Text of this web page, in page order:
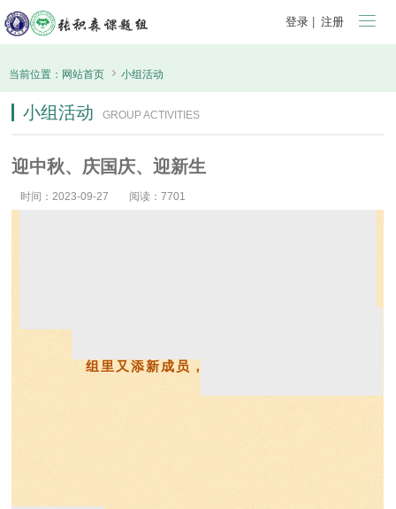
登录 注册 
当前位置： 网站首页  小组活动
小组活动 GROUP ACTIVITIES
迎中秋、庆国庆、迎新生
时间：2023-09-27 阅读：7701
组里又添新成员，年轻力量又来到